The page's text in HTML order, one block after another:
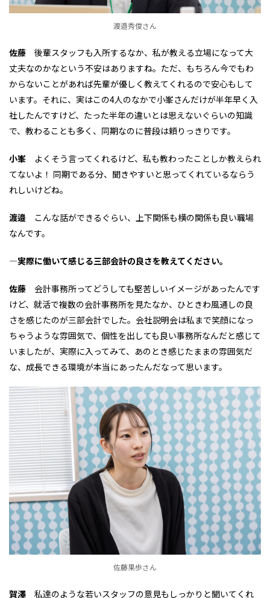
渡邉秀俊さん
佐藤 後輩スタッフも入所するなか、私が教える立場になって大
丈夫なのかなという不安はありますね。ただ、もちろん今でもわ
からないことがあれば先輩が優しく教えてくれるので安心もして
います。それに、実はこの4人のなかで小峯さんだけが半年早く入
社したんですけど、たった半年の違いとは思えないぐらいの知識
で、教わることも多く、同期なのに普段は頼りっきりです。
小峯 よくそう言ってくれるけど、私も教わったことしか教えられ
てないよ！ 同期である分、聞きやすいと思ってくれているならう
れしいけどね。
渡邉 こんな話ができるぐらい、上下関係も横の関係も良い職場
なんです。
―実際に働いて感じる三部会計の良さを教えてください。
佐藤 会計事務所ってどうしても堅苦しいイメージがあったんです
けど、就活で複数の会計事務所を見たなか、ひときわ風通しの良
さを感じたのが三部会計でした。会社説明会は私まで笑顔になっ
ちゃうような雰囲気で、個性を出しても良い事務所なんだと感じて
いましたが、実際に入ってみて、あのとき感じたままの雰囲気だ
な、成長できる環境が本当にあったんだなって思います。
佐藤果歩さん
賀澤 私達のような若いスタッフの意見もしっかりと聞いてくれ